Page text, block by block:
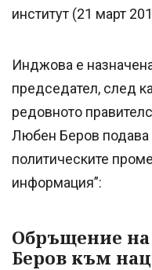
институт (21 март
Инджова е
председател, след
редовното
Любен Беров подава
политическите
информация”:
Обръщение
Беров към